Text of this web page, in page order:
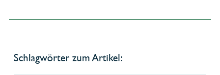
Schlagwörter zum Artikel: